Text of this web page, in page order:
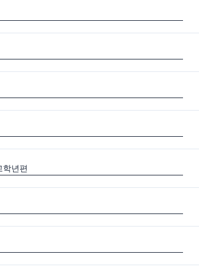
학년편